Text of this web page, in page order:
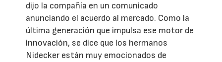
dijo la compañía en un comunicado
anunciando el acuerdo al mercado. Como la
última generación que impulsa ese motor de
innovación, se dice que los hermanos
Nidecker están muy emocionados de